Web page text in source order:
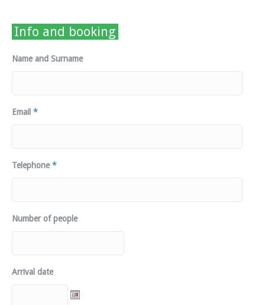
Info and booking
Name and Surname
Email *
Telephone *
Number of people
Arrival date